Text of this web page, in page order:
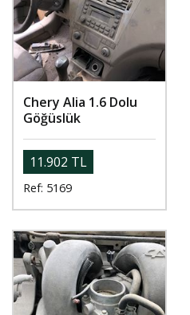
Chery Alia 1.6 Dolu
Göğüslük
11.902 TL
Ref: 5169